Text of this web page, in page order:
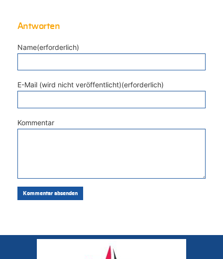
Antworten
Name(erforderlich)
E-Mail (wird nicht veröffentlicht)(erforderlich)
Kommentar